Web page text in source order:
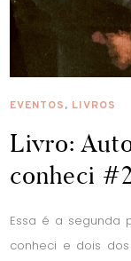
EVENTOS, LIVROS
Livro:
conheci
Essa é a segunda
conheci e dois